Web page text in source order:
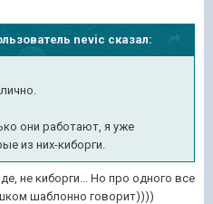
nevic сказал:
они работают, я уже
из них-киборги.
не киборги... Но про одного все
шаблонно говорит))))